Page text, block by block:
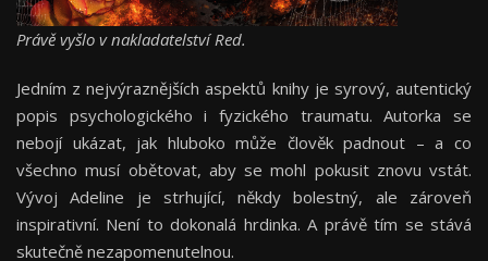
Právě vyšlo v nakladatelství Red.
Jedním z nejvýraznějších aspektů knihy je syrový, autentický
popis psychologického i fyzického traumatu. Autorka se
nebojí ukázat, jak hluboko může člověk padnout – a co
všechno musí obětovat, aby se mohl pokusit znovu vstát.
Vývoj Adeline je strhující, někdy bolestný, ale zároveň
inspirativní. Není to dokonalá hrdinka. A právě tím se stává
skutečně nezapomenutelnou.